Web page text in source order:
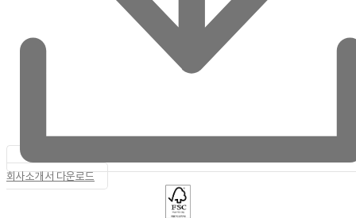
회사소개서 다운로드